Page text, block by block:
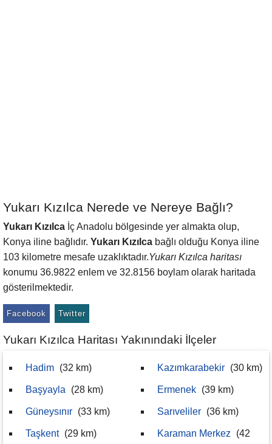
Yukarı Kızılca Nerede ve Nereye Bağlı?
Yukarı Kızılca İç Anadolu bölgesinde yer almakta olup,
Konya iline bağlıdır. Yukarı Kızılca bağlı olduğu Konya iline
103 kilometre mesafe uzaklıktadır.Yukarı Kızılca haritası
konumu 36.9822 enlem ve 32.8156 boylam olarak haritada
gösterilmektedir.
Facebook Twitter
Yukarı Kızılca Haritası Yakınındaki İlçeler
Hadim (32 km)
Başyayla (28 km)
Güneysınır (33 km)
Taşkent (29 km)
Kazımkarabekir (30 km)
Ermenek (39 km)
Sarıveliler (36 km)
Karaman Merkez (42